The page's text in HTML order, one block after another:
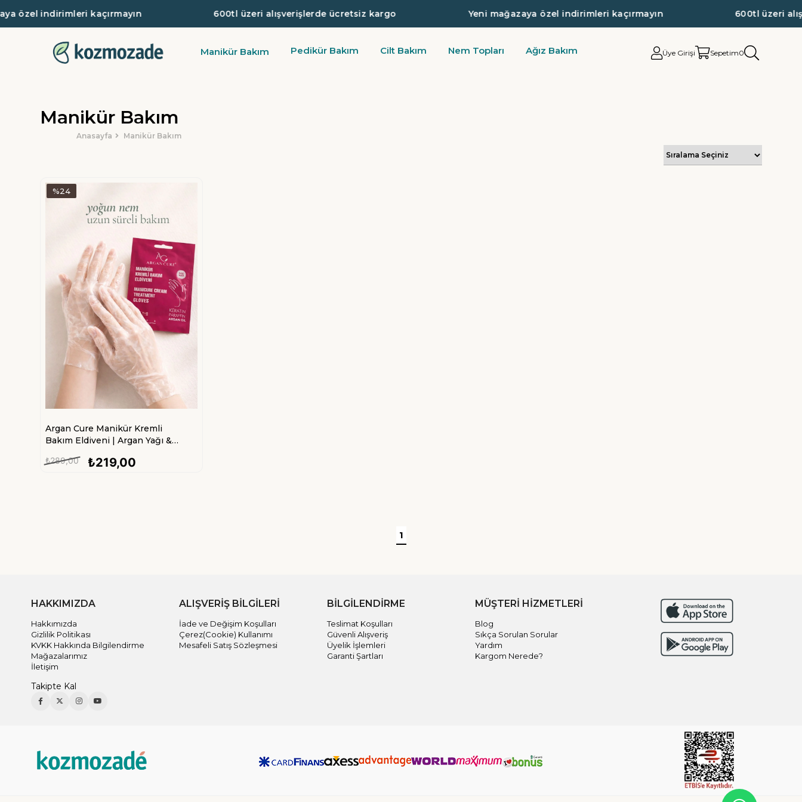
özel indirimleri kaçırmayın 600tl üzeri alışverişlerde ücretsiz kargo Yeni mağazaya özel indirimleri kaçırmayın 600tl üzeri
Manikür Bakım Pedikür Bakım Cilt Bakım Nem Topları Ağız Bakım Üye Girişi Sepetim0
Manikür Bakım
Anasayfa Manikür Bakım
Argan Cure Manikür Kremli
Bakım Eldiveni | Argan Yağı &
Bakım Eldiveni₺219,00
₺289,00
%24
1
HAKKIMIZDA
Hakkımızda
Gizlilik Politikası
KVKK Hakkında Bilgilendirme
Mağazalarımız
İletişim
Takipte Kal
ALIŞVERİŞ BİLGİLERİ
İade ve Değişim Koşulları
Çerez(Cookie) Kullanımı
Mesafeli Satış Sözleşmesi
BİLGİLENDİRME
Teslimat Koşulları
Güvenli Alışveriş
Üyelik İşlemleri
Garanti Şartları
MÜŞTERİ HİZMETLERİ
Blog
Sıkça Sorulan Sorular
Yardım
Kargom Nerede?